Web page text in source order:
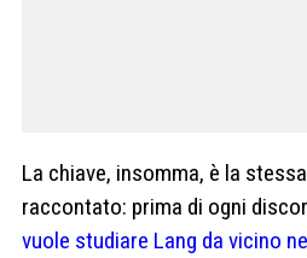
La chiave, insomma, è la
raccontato: prima di ogni
vuole studiare Lang da vicino